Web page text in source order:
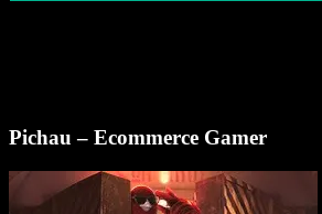
Pichau – Ecommerce Gamer